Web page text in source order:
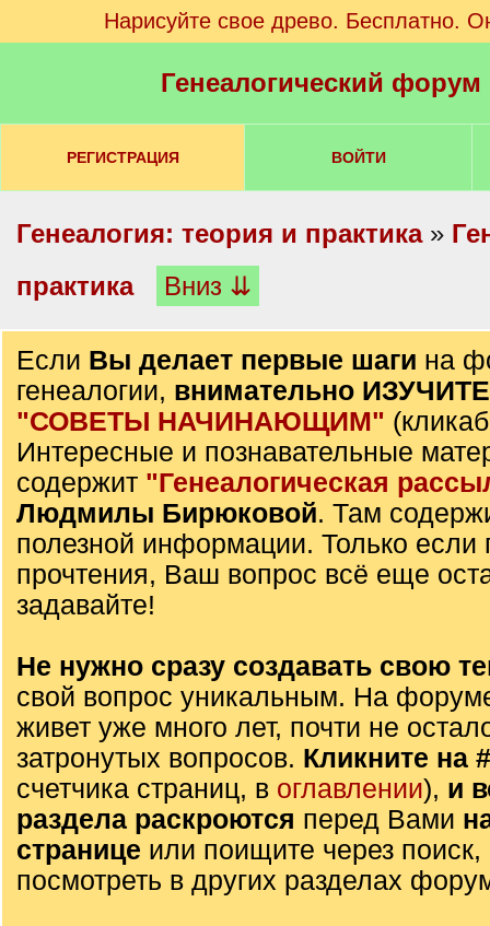
Нарисуйте свое древо. Бесплатно.
Генеалогический
РЕГИСТРАЦИЯ ВОЙТИ
Генеалогия: теория и практика»
практика
Вниз ⇊
Если Вы делает первые шаги на
генеалогии, внимательно
"СОВЕТЫ НАЧИНАЮЩИМ"
Интересные и познавательные
содержит "Генеалогическая
Людмилы Бирюковой. Там
полезной информации. Только если
прочтения, Ваш вопрос всё еще
задавайте!
Не нужно сразу создавать свою
свой вопрос уникальным. На
живет уже много лет, почти не
затронутых вопросов. Кликните на
счетчика страниц, в оглавлении), и
раздела раскроются перед Вами
странице или поищите через
посмотреть в других разделах